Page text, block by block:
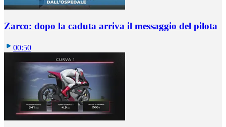
Zarco: dopo la caduta arriva il messaggio del pilota
00:50